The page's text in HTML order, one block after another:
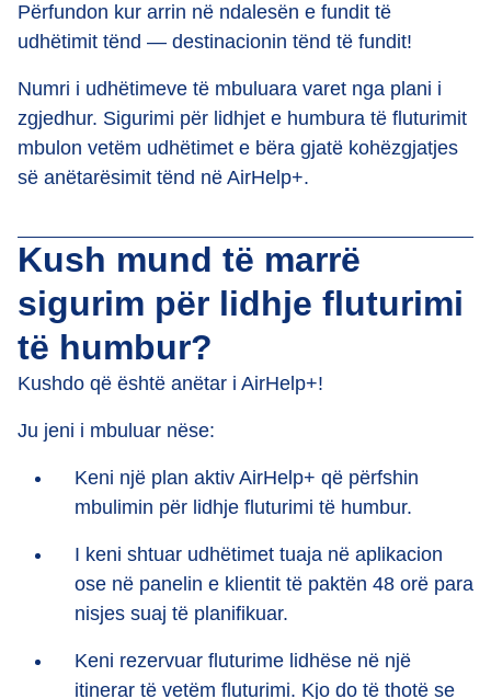
Përfundon kur arrin në ndalesën e fundit të
udhëtimit tënd — destinacionin tënd të fundit!
Numri i udhëtimeve të mbuluara varet nga plani i
zgjedhur. Sigurimi për lidhjet e humbura të fluturimit
mbulon vetëm udhëtimet e bëra gjatë kohëzgjatjes
së anëtarësimit tënd në AirHelp+.
Kush mund të marrë
sigurim për lidhje fluturimi
të humbur?
Kushdo që është anëtar i AirHelp+!
Ju jeni i mbuluar nëse:
Keni një plan aktiv AirHelp+ që përfshin
mbulimin për lidhje fluturimi të humbur.
I keni shtuar udhëtimet tuaja në aplikacion
ose në panelin e klientit të paktën 48 orë para
nisjes suaj të planifikuar.
Keni rezervuar fluturime lidhëse në një
itinerar të vetëm fluturimi. Kjo do të thotë se